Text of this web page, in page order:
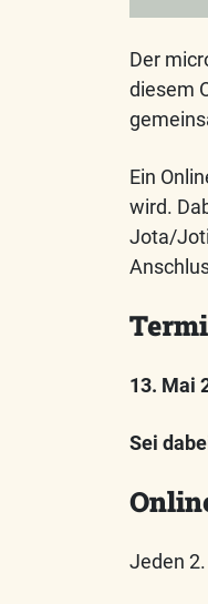
Der
diesem
Ein
wird.
Jota/
13. Mai
Sei
Jeden